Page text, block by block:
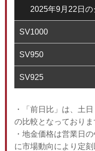
2025年9月22日
SV1000
SV950
SV925
・「前日比」は、土
の比較となっておりま
・地金価格は営業日
に市場動向により定